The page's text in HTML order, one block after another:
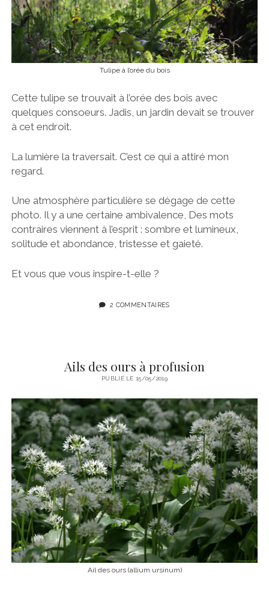
Tulipe à l’orée du bois
Cette tulipe se trouvait à l’orée des bois avec
quelques consoeurs. Jadis, un jardin devait se trouver
à cet endroit.
La lumière la traversait. C’est ce qui a attiré mon
regard.
Une atmosphère particulière se dégage de cette
photo. Il y a une certaine ambivalence, Des mots
contraires viennent à l’esprit : sombre et lumineux,
solitude et abondance, tristesse et gaieté.
Et vous que vous inspire-t-elle ?
2 COMMENTAIRES
Ails des ours à profusion
PUBLIÉ LE 15/05/2019
Ail des ours (allium ursinum)